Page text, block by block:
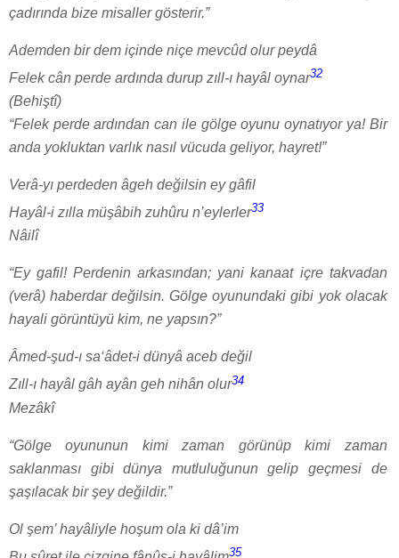
çadırında bize misaller gösterir.”
Ademden bir dem içinde niçe mevcûd olur peydâ
Felek cân perde ardında durup zıll-ı hayâl oynar32
(Behiştî)
“Felek perde ardından can ile gölge oyunu oynatıyor ya! Bir
anda yokluktan varlık nasıl vücuda geliyor, hayret!”
Verâ-yı perdeden âgeh değilsin ey gâfil
Hayâl-i zılla müşâbih zuhûru n’eylerler33
Nâilî
“Ey gafil! Perdenin arkasından; yani kanaat içre takvadan
(verâ) haberdar değilsin. Gölge oyunundaki gibi yok olacak
hayali görüntüyü kim, ne yapsın?”
Âmed-şud-ı sa‘âdet-i dünyâ aceb değil
Zıll-ı hayâl gâh ayân geh nihân olur34
Mezâkî
“Gölge oyununun kimi zaman görünüp kimi zaman
saklanması gibi dünya mutluluğunun gelip geçmesi de
şaşılacak bir şey değildir.”
Ol şem’ hayâliyle hoşum ola ki dâ’im
35